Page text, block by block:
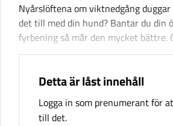
Nyårslöftena om viktnedgång
det till med din hund? Bantar du din
fyrbening så mår den mycket bättre.
Detta är låst innehåll
Logga in som prenumerant för
till det.